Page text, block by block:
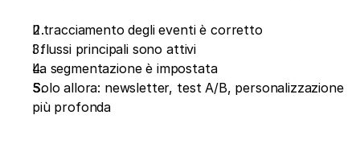
Il tracciamento degli eventi è corretto
I flussi principali sono attivi
La segmentazione è impostata
Solo allora: newsletter, test A/B, personalizzazione
più profonda